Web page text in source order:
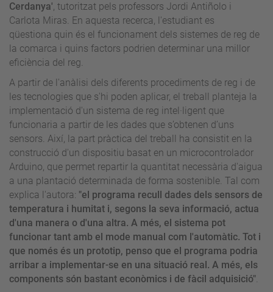
Cerdanya', tutoritzat pels professors Jordi Antiñolo i
Carlota Miras. En aquesta recerca, l'estudiant es
qüestiona quin és el funcionament dels sistemes de reg de
la comarca i quins factors podrien determinar una millor
eficiència del reg.
A partir de l'anàlisi dels diferents procediments de reg i de
les tecnologies que s'hi poden aplicar, el treball planteja la
implementació d'un sistema de reg intel·ligent que
funcionaria a partir de les dades que s’obtenen d’uns
sensors. Així, la part pràctica del treball ha consistit en la
construcció d'un dispositiu basat en un microcontrolador
Arduino, que permet repartir la quantitat necessària d'aigua
a una plantació determinada de forma sostenible. Tal com
explica l'autora: "el programa recull dades dels sensors de
temperatura i humitat i, segons la seva informació, actua
d'una manera o d'una altra. A més, el sistema pot
funcionar tant amb el mode manual com l'automàtic. Tot i
que només és un prototip, penso que el programa podria
arribar a implementar-se en una situació real. A més, els
components són bastant econòmics i de fàcil adquisició".